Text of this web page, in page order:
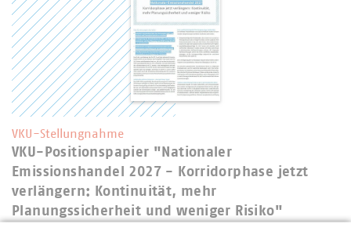
VKU-Stellungnahme
VKU-Positionspapier "Nationaler
Emissionshandel 2027 - Korridorphase jetzt
verlängern: Kontinuität, mehr
Planungssicherheit und weniger Risiko"